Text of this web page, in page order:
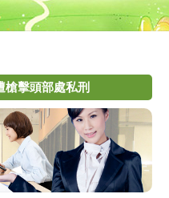
槍擊頭部處私刑